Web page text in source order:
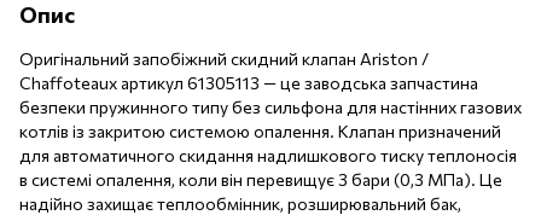
Опис
Оригінальний запобіжний скидний клапан Ariston /
Chaffoteaux артикул 61305113 — це заводська запчастина
безпеки пружинного типу без сильфона для настінних газових
котлів із закритою системою опалення. Клапан призначений
для автоматичного скидання надлишкового тиску теплоносія
в системі опалення, коли він перевищує 3 бари (0,3 МПа). Це
надійно захищає теплообмінник, розширювальний бак,